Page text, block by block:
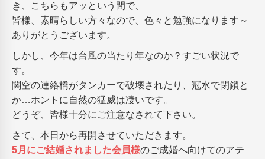
き、こちらもアッという間で、
皆様、素晴らしい方々なので、色々と勉強になります～
ありがとうございます。
しかし、今年は台風の当たり年なのか？すごい状況で
す。
関空の連絡橋がタンカーで破壊されたり、冠水で閉鎖と
か…ホントに自然の猛威は凄いです。
どうぞ、皆様十分にご注意なされて下さい。
さて、本日から再開させていただきます。
5月にご結婚されました会員様のご成婚へ向けてのアテ